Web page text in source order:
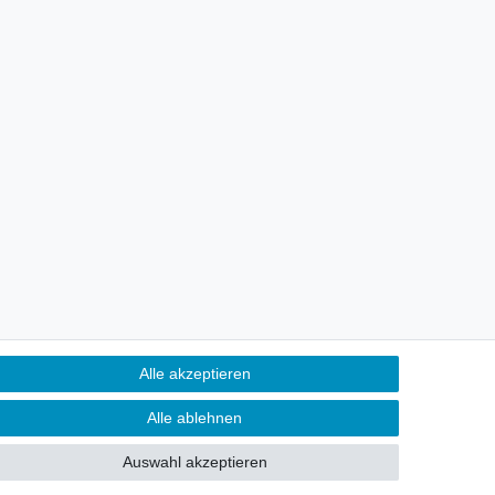
Telefon & WhatsApp
Alle akzeptieren
Alle ablehnen
Auswahl akzeptieren